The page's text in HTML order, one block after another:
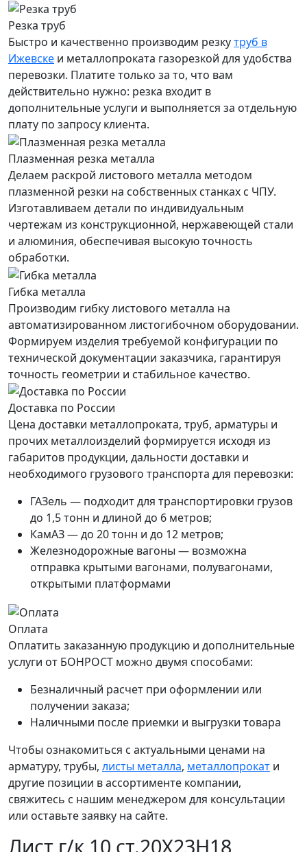
Резка труб
Быстро и качественно производим резкутруб в
Ижевске и металлопроката газорезкой для удобства
перевозки. Платите только за то, что вам
действительно нужно: резка входит в
дополнительные услуги и выполняется за отдельную
плату по запросу клиента.
Плазменная резка металла
Делаем раскрой листового металла методом
плазменной резки на собственных станках с ЧПУ.
Изготавливаем детали по индивидуальным
чертежам из конструкционной, нержавеющей стали
и алюминия, обеспечивая высокую точность
обработки.
Гибка металла
Производим гибку листового металла на
автоматизированном листогибочном оборудовании.
Формируем изделия требуемой конфигурации по
технической документации заказчика, гарантируя
точность геометрии и стабильное качество.
Доставка по России
Цена доставки металлопроката, труб, арматуры и
прочих металлоизделий формируется исходя из
габаритов продукции, дальности доставки и
необходимого грузового транспорта для перевозки:
ГАЗель — подходит для транспортировки грузов
до 1,5 тонн и длиной до 6 метров;
КамАЗ — до 20 тонн и до 12 метров;
Железнодорожные вагоны — возможна
отправка крытыми вагонами, полувагонами,
открытыми платформами
Оплата
Оплатить заказанную продукцию и дополнительные
услуги от БОНРОСТ можно двумя способами:
Безналичный расчет при оформлении или
получении заказа;
Наличными после приемки и выгрузки товара
Чтобы ознакомиться с актуальными ценами на
арматуру, трубы, листы металла, металлопрокат и
другие позиции в ассортименте компании,
свяжитесь с нашим менеджером для консультации
или оставьте заявку на сайте.
Лист г/к 10 ст.20Х23Н18